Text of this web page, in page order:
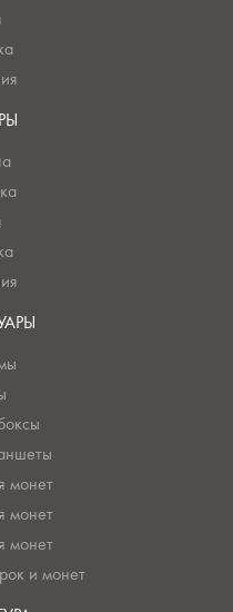
монет
монет
монет
и монет